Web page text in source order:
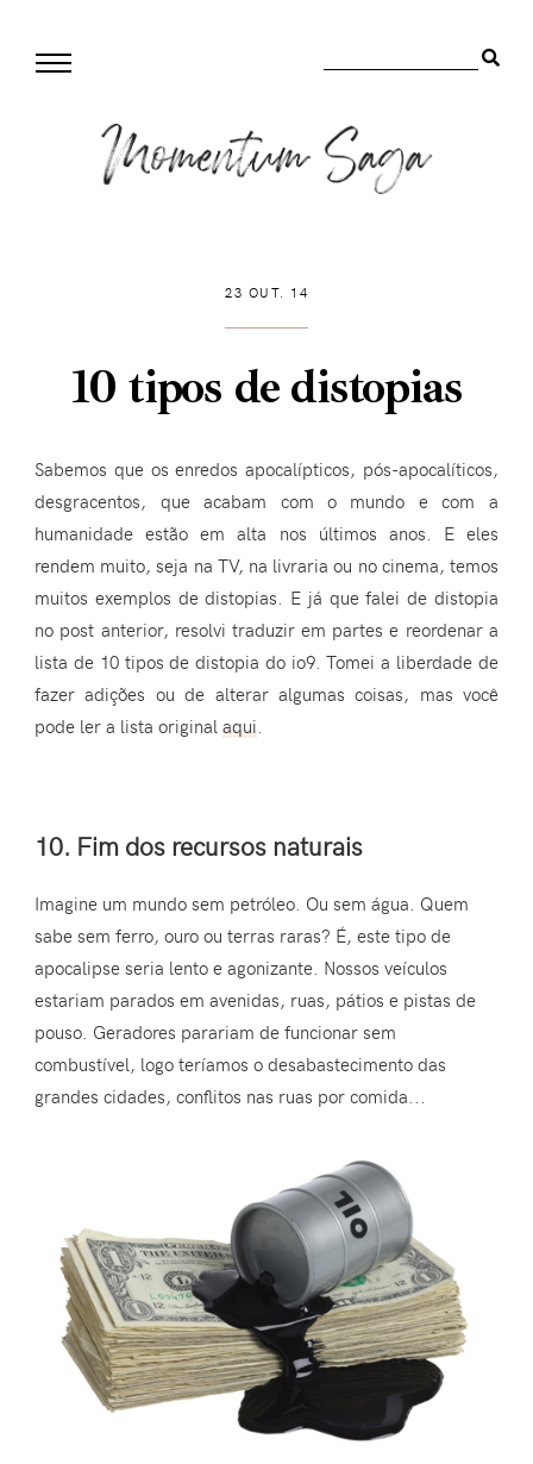
23 OUT. 14
10 tipos de distopias
Sabemos que os enredos apocalípticos, pós-apocalíticos,
desgracentos, que acabam com o mundo e com a
humanidade estão em alta nos últimos anos. E eles
rendem muito, seja na TV, na livraria ou no cinema, temos
muitos exemplos de distopias. E já que falei de distopia
no post anterior, resolvi traduzir em partes e reordenar a
lista de 10 tipos de distopia do io9. Tomei a liberdade de
fazer adições ou de alterar algumas coisas, mas você
pode ler a lista originalaqui
10. Fim dos recursos naturais
Imagine um mundo sem petróleo. Ou sem água. Quem
sabe sem ferro, ouro ou terras raras? É, este tipo de
apocalipse seria lento e agonizante. Nossos veículos
estariam parados em avenidas, ruas, pátios e pistas de
pouso. Geradores parariam de funcionar sem
combustível, logo teríamos o desabastecimento das
grandes cidades, conflitos nas ruas por comida...